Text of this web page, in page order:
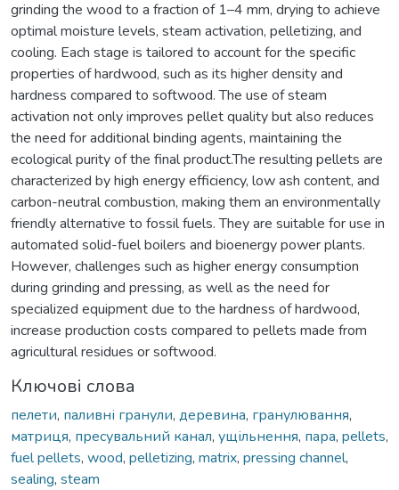
grinding the wood to a fraction of 1–4 mm, drying to achieve
optimal moisture levels, steam activation, pelletizing, and
cooling. Each stage is tailored to account for the specific
properties of hardwood, such as its higher density and
hardness compared to softwood. The use of steam
activation not only improves pellet quality but also reduces
the need for additional binding agents, maintaining the
ecological purity of the final product.The resulting pellets are
characterized by high energy efficiency, low ash content, and
carbon-neutral combustion, making them an environmentally
friendly alternative to fossil fuels. They are suitable for use in
automated solid-fuel boilers and bioenergy power plants.
However, challenges such as higher energy consumption
during grinding and pressing, as well as the need for
specialized equipment due to the hardness of hardwood,
increase production costs compared to pellets made from
agricultural residues or softwood.
Ключові слова
пелети, паливні гранули, деревина, гранулювання,
матриця, пресувальний канал, ущільнення, пара, pellets,
fuel pellets, wood, pelletizing, matrix, pressing channel,
sealing, steam